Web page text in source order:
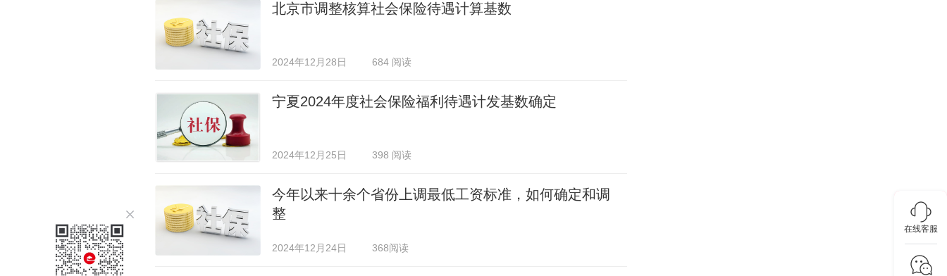
在线客服
北京市调整核算社会保险待遇计算基数
2024年12月28日 684 阅读
宁夏2024年度社会保险福利待遇计发基数确定
2024年12月25日 398 阅读
今年以来十余个省份上调最低工资标准，如何确定和调
整
2024年12月24日 368阅读